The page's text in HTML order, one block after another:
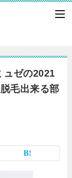
ゼの2021
毛出来る部